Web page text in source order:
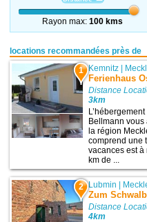
Rayon max:100 kms
locations recommandées près de
1 Kemnitz |
Ferienhaus
Distance
3km
Bellmann vous
la région
comprend une
vacances est à
km de ...
2 Lubmin
Zum
Distance
4km